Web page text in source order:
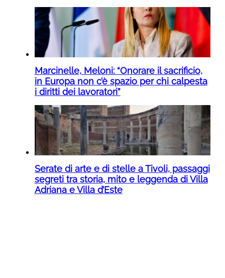
Marcinelle, Meloni: “Onorare il sacrificio,
in Europa non c’è spazio per chi calpesta
i diritti dei lavoratori”
Serate di arte e di stelle a Tivoli, passaggi
segreti tra storia, mito e leggenda di Villa
Adriana e Villa d’Este